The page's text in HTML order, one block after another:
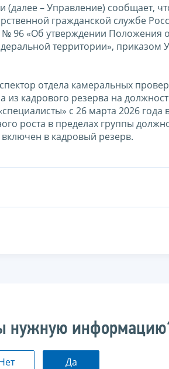
– Управление) сообщает,
гражданской службе
№ 96 «Об утверждении Положения
территории», приказом
отдела камеральных
кадрового резерва на
c 26 марта 2026 года
роста в пределах группы
в кадровый резерв.
нужную
Да